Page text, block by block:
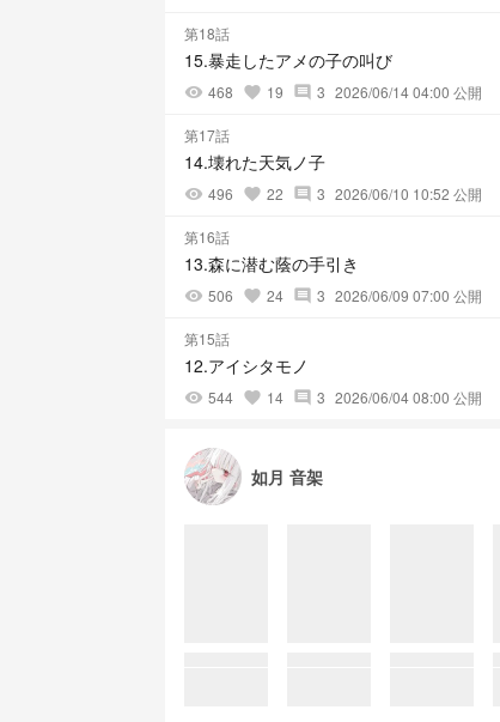
第18話
15.暴走したアメの子の叫び
visibility 468 favorite 19 comment 3 2026/06/14 04:00 公開
第17話
14.壊れた天気ノ子
visibility 496 favorite 22 comment 3 2026/06/10 10:52 公開
第16話
13.森に潜む蔭の手引き
visibility 506 favorite 24 comment 3 2026/06/09 07:00 公開
第15話
12.アイシタモノ
visibility 544 favorite 14 comment 3 2026/06/04 08:00 公開
如月 音架